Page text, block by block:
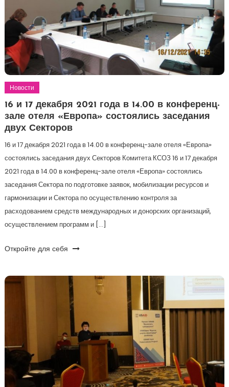
Новости
16 и 17 декабря 2021 года в 14.00 в конференц-
зале отеля «Европа» состоялись заседания
двух Секторов
16 и 17 декабря 2021 года в 14.00 в конференц-зале отеля «Европа»
состоялись заседания двух Секторов Комитета КСОЗ 16 и 17 декабря
2021 года в 14.00 в конференц-зале отеля «Европа» состоялись
заседания Сектора по подготовке заявок, мобилизации ресурсов и
гармонизации и Сектора по осуществлению контроля за
расходованием средств международных и донорских организаций,
осуществлением программ и […]
Откройте для себя